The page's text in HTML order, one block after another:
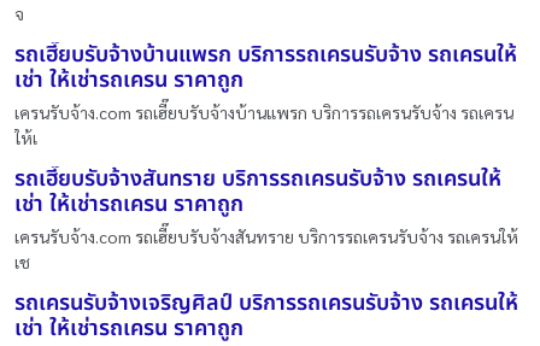
จ
รถเฮี๊ยบรับจ้างบ้านแพรก บริการรถเครนรับจ้าง รถเครนให้
เช่า ให้เช่ารถเครน ราคาถูก
เครนรับจ้าง.com รถเฮี๊ยบรับจ้างบ้านแพรก บริการรถเครนรับจ้าง รถเครน
ให้เ
รถเฮี๊ยบรับจ้างสันทราย บริการรถเครนรับจ้าง รถเครนให้
เช่า ให้เช่ารถเครน ราคาถูก
เครนรับจ้าง.com รถเฮี๊ยบรับจ้างสันทราย บริการรถเครนรับจ้าง รถเครนให้
เช
รถเครนรับจ้างเจริญศิลป์ บริการรถเครนรับจ้าง รถเครนให้
เช่า ให้เช่ารถเครน ราคาถูก